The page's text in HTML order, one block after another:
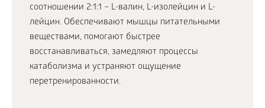
соотношении 2:1:1 – L-валин, L-изолейцин и L-
лейцин. Обеспечивают мышцы питательными
веществами, помогают быстрее
восстанавливаться, замедляют процессы
катаболизма и устраняют ощущение
перетренированности.